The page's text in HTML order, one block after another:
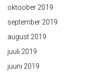
oktoober 2019
september 2019
august 2019
juuli 2019
juuni 2019